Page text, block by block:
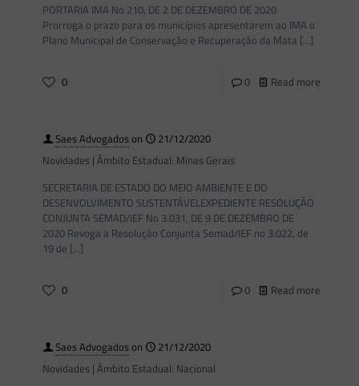
PORTARIA IMA No 210, DE 2 DE DEZEMBRO DE 2020
Prorroga o prazo para os municípios apresentarem ao IMA o
Plano Municipal de Conservação e Recuperação da Mata […]
0 0 Read more
Saes Advogadoson
21/12/2020
Novidades | Âmbito Estadual: Minas Gerais
SECRETARIA DE ESTADO DO MEIO AMBIENTE E DO
DESENVOLVIMENTO SUSTENTÁVELEXPEDIENTE RESOLUÇÃO
CONJUNTA SEMAD/IEF No 3.031, DE 9 DE DEZEMBRO DE
2020 Revoga a Resolução Conjunta Semad/IEF no 3.022, de
19 de […]
0 0 Read more
Saes Advogadoson
21/12/2020
Novidades | Âmbito Estadual: Nacional